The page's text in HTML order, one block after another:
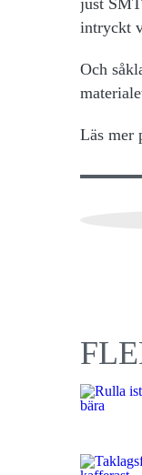
just
intryckt
Och
Läs mer